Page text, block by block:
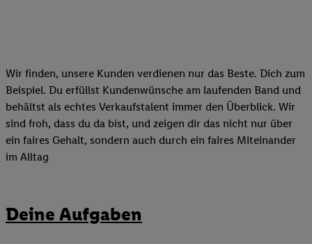
Wir finden, unsere Kunden verdienen nur das Beste. Dich zum
Beispiel. Du erfüllst Kundenwünsche am laufenden Band und
behältst als echtes Verkaufstalent immer den Überblick. Wir
sind froh, dass du da bist, und zeigen dir das nicht nur über
ein faires Gehalt, sondern auch durch ein faires Miteinander
im Alltag
Deine Aufgaben